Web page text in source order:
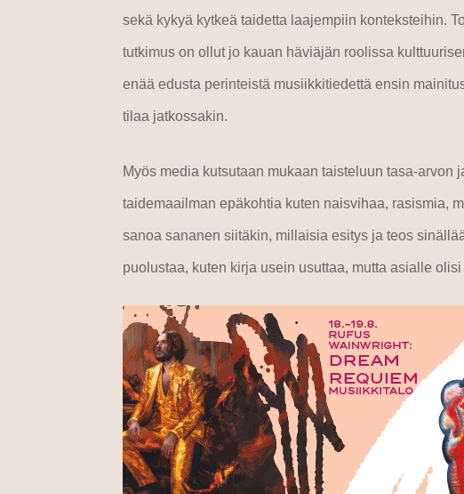
sekä kykyä kytkeä taidetta laajempiin konteksteihin.
tutkimus on ollut jo kauan häviäjän roolissa
enää edusta perinteistä musiikkitiedettä ensin
tilaa jatkossakin.
Myös media kutsutaan mukaan taisteluun tasa-
taidemaailman epäkohtia kuten naisvihaa, rasismia,
sanoa sananen siitäkin, millaisia esitys ja teos
puolustaa, kuten kirja usein usuttaa, mutta asialle